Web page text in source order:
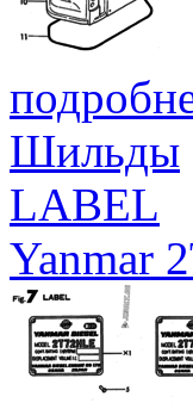
Шильды
LABEL
Yanmar